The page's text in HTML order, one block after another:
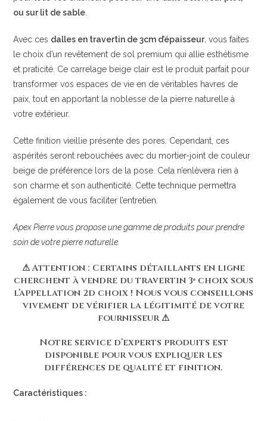
ou sur lit de sable
Avec ces dalles en travertin de 3cm d’épaisseur, vous faites
le choix d’un revêtement de sol premium qui allie esthétisme
et praticité. Ce carrelage beige clair est le produit parfait pour
transformer vos espaces de vie en de véritables havres de
paix, tout en apportant la noblesse de la pierre naturelle à
votre extérieur.
Cette finition vieillie présente des pores. Cependant, ces
aspérités seront rebouchées avec du mortier-joint de couleur
beige de préférence lors de la pose. Cela n’enlèvera rien à
son charme et son authenticité. Cette technique permettra
également de vous faciliter l’entretien.
Apex Pierre vous propose une gamme de produits pour prendre
soin de votre pierre naturelle.
⚠ Attention : Certains détaillants en ligne
cherchent à vendre du travertin 3ᵉ choix sous
l’appellation 2d choix ! Nous vous conseillons
vivement de vérifier la légitimité de votre
fournisseur ⚠
Notre service d’experts produits est
disponible pour vous expliquer les
différences de qualité et finition.
Caractéristiques :